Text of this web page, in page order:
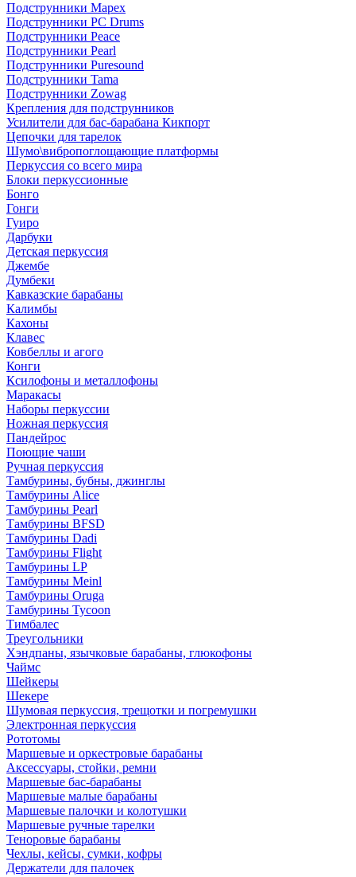
Подструнники Mapex
Подструнники PC Drums
Подструнники Peace
Подструнники Pearl
Подструнники Puresound
Подструнники Tama
Подструнники Zowag
Крепления для подструнников
Усилители для бас-барабана Кикпорт
Цепочки для тарелок
Шумо\вибропоглощающие платформы
Перкуссия со всего мира
Блоки перкуссионные
Бонго
Гонги
Гуиро
Дарбуки
Детская перкуссия
Джембе
Думбеки
Кавказские барабаны
Калимбы
Кахоны
Клавес
Ковбеллы и агого
Конги
Ксилофоны и металлофоны
Маракасы
Наборы перкуссии
Ножная перкуссия
Пандейрос
Поющие чаши
Ручная перкуссия
Тамбурины, бубны, джинглы
Тамбурины Alice
Тамбурины Pearl
Тамбурины BFSD
Тамбурины Dadi
Тамбурины Flight
Тамбурины LP
Тамбурины Meinl
Тамбурины Oruga
Тамбурины Tycoon
Тимбалес
Треугольники
Хэндпаны, язычковые барабаны, глюкофоны
Чаймс
Шейкеры
Шекере
Шумовая перкуссия, трещотки и погремушки
Электронная перкуссия
Рототомы
Маршевые и оркестровые барабаны
Аксессуары, стойки, ремни
Маршевые бас-барабаны
Маршевые малые барабаны
Маршевые палочки и колотушки
Маршевые ручные тарелки
Теноровые барабаны
Чехлы, кейсы, сумки, кофры
Держатели для палочек